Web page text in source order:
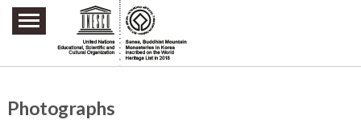
주요메뉴 바로가기
본문 바로가기
하단메뉴 바로가기
Photographs